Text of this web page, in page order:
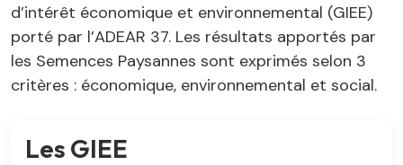
d’intérêt économique et environnemental (GIEE)
porté par l’ADEAR 37. Les résultats apportés par
les Semences Paysannes sont exprimés selon 3
critères : économique, environnemental et social.
Les GIEE